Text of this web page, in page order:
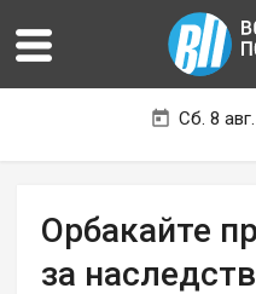
Сб. 8
Орбакайте
за